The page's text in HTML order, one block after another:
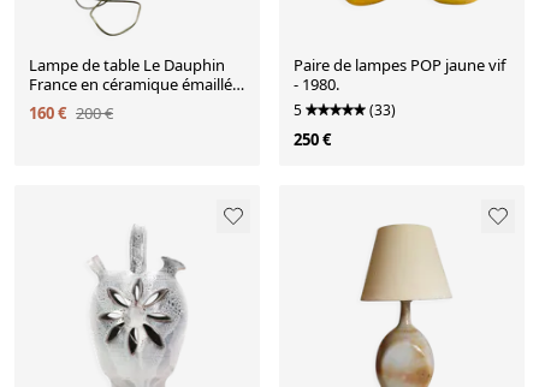
Lampe de table Le Dauphin
France en céramique émaillée
verte – années
160 € 200 €
Paire de lampes POP jaune vif
- 1980.
5 (33)
250 €